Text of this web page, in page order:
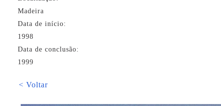
Madeira
Data de início:
1998
Data de conclusão:
1999
< Voltar